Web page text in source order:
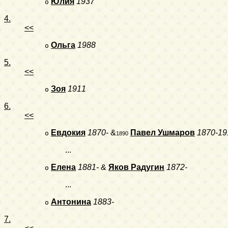
o
4.
<<
o Ольга 1988
5.
<<
o Зоя 1911
6.
<<
o Евдокия 1870- &1890 Павел Ушмаров 1870-
...
o Елена 1881- & Яков Радугин 1872-
...
o Антонина 1883-
7.